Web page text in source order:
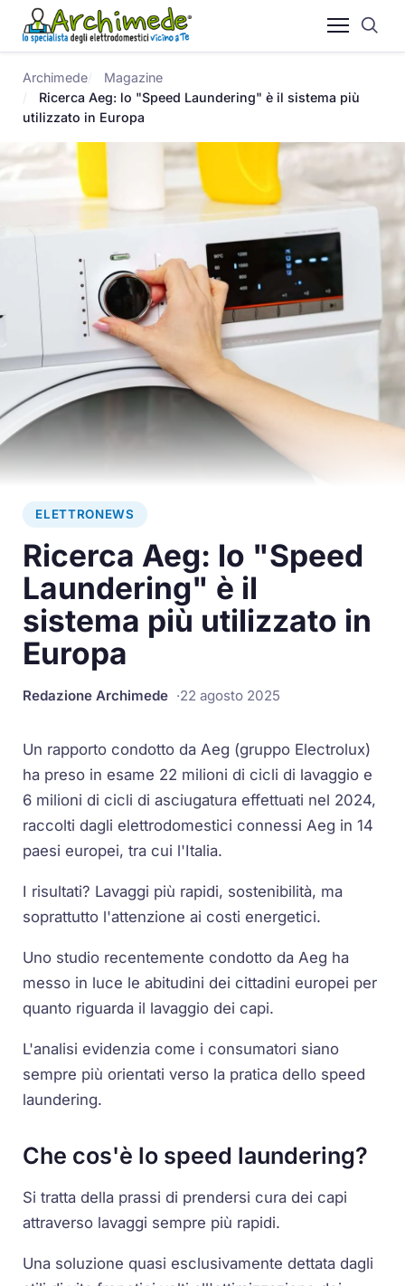
Archimede
Magazine
Ricerca Aeg: lo "Speed Laundering" è il sistema più
utilizzato in Europa
ELETTRONEWS
Ricerca Aeg: lo "Speed
Laundering" è il
sistema più utilizzato in
Europa
Redazione Archimede 22 agosto 2025
Un rapporto condotto da Aeg (gruppo Electrolux)
ha preso in esame 22 milioni di cicli di lavaggio e
6 milioni di cicli di asciugatura effettuati nel 2024,
raccolti dagli elettrodomestici connessi Aeg in 14
paesi europei, tra cui l'Italia.
I risultati? Lavaggi più rapidi, sostenibilità, ma
soprattutto l'attenzione ai costi energetici.
Uno studio recentemente condotto da Aeg ha
messo in luce le abitudini dei cittadini europei per
quanto riguarda il lavaggio dei capi.
L'analisi evidenzia come i consumatori siano
sempre più orientati verso la pratica dello speed
laundering.
Che cos'è lo speed laundering?
Si tratta della prassi di prendersi cura dei capi
attraverso lavaggi sempre più rapidi.
Una soluzione quasi esclusivamente dettata dagli